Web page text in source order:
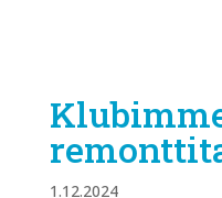
1.12.2024